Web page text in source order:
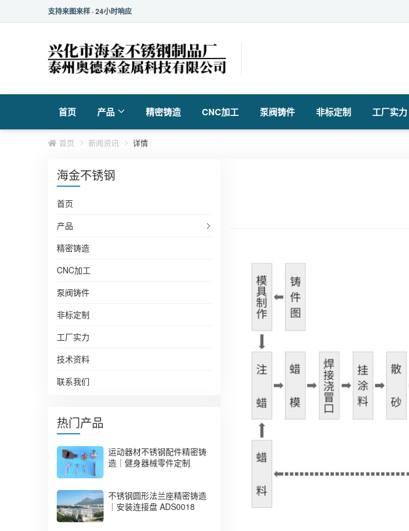
支持来图来样 · 24小时响应
首页 产品 精密铸造 CNC加工 泵阀铸件 非标定制 工厂实力
首页 新闻资讯 详情
海金不锈钢
首页
产品
精密铸造
CNC加工
泵阀铸件
非标定制
工厂实力
技术资料
联系我们
热门产品
运动器材不锈钢配件精密铸
造｜健身器械零件定制
不锈钢圆形法兰座精密铸造
｜安装连接盘 ADS0018